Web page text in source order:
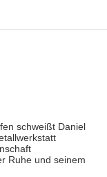
schweißt Daniel
Ruhe und seinem